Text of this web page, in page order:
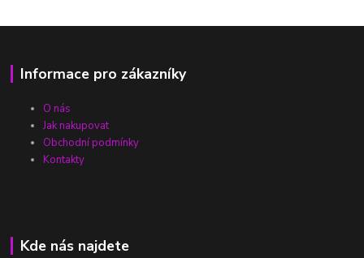
Informace pro zákazníky
O nás
Jak nakupovat
Obchodní podmínky
Kontakty
Kde nás najdete